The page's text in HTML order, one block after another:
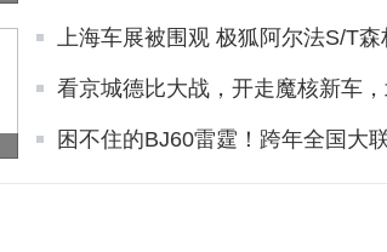
上海车展被围观 极狐阿尔法S/T森
看京城德比大战，开走魔核新车
困不住的BJ60雷霆！跨年全国大